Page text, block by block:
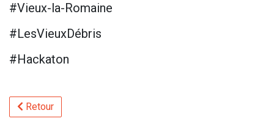
#Vieux-la-Romaine
#LesVieuxDébris
#Hackaton
Retour